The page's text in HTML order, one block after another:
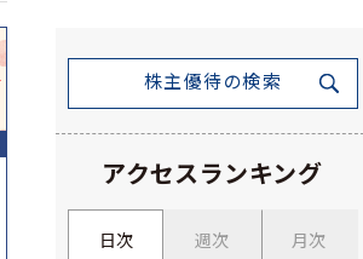
株主優待の検索
アクセスランキング
日次 週次 月次